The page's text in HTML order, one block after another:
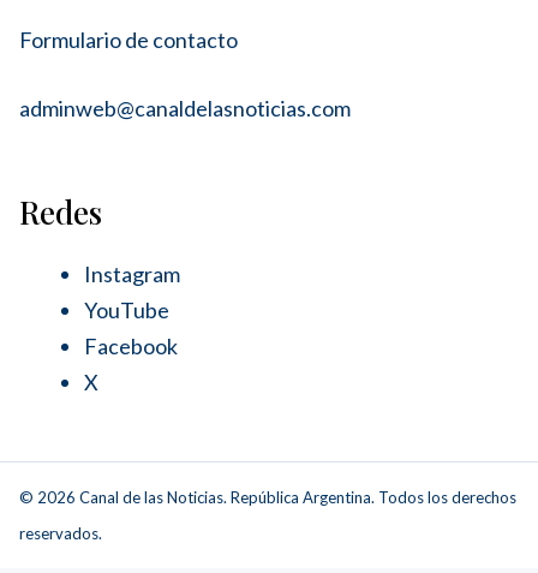
Formulario de contacto
adminweb@canaldelasnoticias.com
Redes
Instagram
YouTube
Facebook
X
© 2026 Canal de las Noticias. República Argentina. Todos los derechos
reservados.